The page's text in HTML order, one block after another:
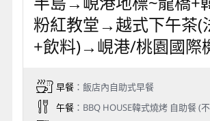
粉紅教堂→越式下午茶(
+飲料)→峴港/桃園國際
早餐：飯店內自助式早餐
午餐：BBQ HOUSE韓式燒烤 自助餐 (